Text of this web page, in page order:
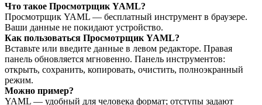
Что такое Просмотрщик YAML?
Просмотрщик YAML — бесплатный инструмент в браузере.
Ваши данные не покидают устройство.
Как пользоваться Просмотрщик YAML?
Вставьте или введите данные в левом редакторе. Правая
панель обновляется мгновенно. Панель инструментов:
открыть, сохранить, копировать, очистить, полноэкранный
режим.
Можно пример?
YAML — удобный для человека формат; отступы задают